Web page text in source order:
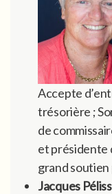
Accepte
trésorière ;
de
et présidente
grand soutien
Jacques